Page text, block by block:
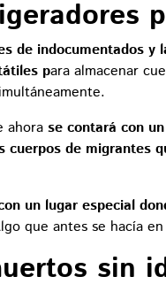
de indocumentados y
para almacenar
ahora se contará con
cuerpos de migrantes
un lugar especial
que antes se hacía
sin